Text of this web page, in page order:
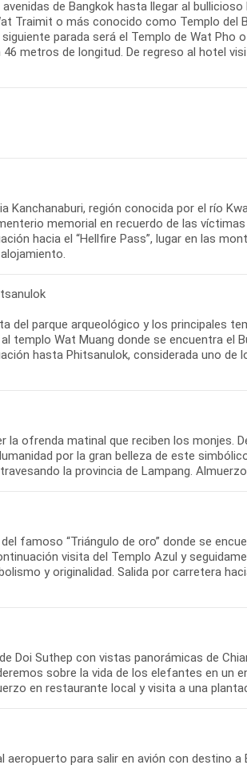
de Bangkok hasta llegar al
Traimit o más conocido como Templo del
parada será el Templo de Wat Pho
metros de longitud. De regreso al hotel
Kanchanaburi, región conocida por el río
memorial en recuerdo de las víctimas
hacia el “Hellfire Pass”, lugar en las
del parque arqueológico y los principales
templo Wat Muang donde se encuentra el
hasta Phitsanulok, considerada uno
la ofrenda matinal que reciben los monjes.
por la gran belleza de este
famoso “Triángulo de oro” donde se
visita del Templo Azul y
y originalidad. Salida por carretera
Doi Suthep con vistas panorámicas de
sobre la vida de los elefantes en un